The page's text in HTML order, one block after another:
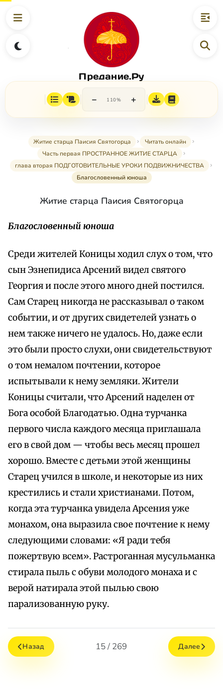
Предание.Ру
− 110% +
Житие старца Паисия Святогорца
Читать онлайн
Часть первая ПРОСТРАННОЕ ЖИТИЕ СТАРЦА
глава вторая ПОДГОТОВИТЕЛЬНЫЕ УРОКИ ПОДВИЖНИЧЕСТВА
Благословенный юноша
Житие старца Паисия Святогорца
Благословенный юноша
Среди жителей Коницы ходил слух о том, что
сын Эзнепидиса Арсений видел святого
Георгия и после этого много дней постился.
Сам Старец никогда не рассказывал о таком
событии, и от других свидетелей узнать о
нем также ничего не удалось. Но, даже если
это были просто слухи, они свидетельствуют
о том немалом почтении, которое
испытывали к нему земляки. Жители
Коницы считали, что Арсений наделен от
Бога особой Благодатью. Одна турчанка
первого числа каждого месяца приглашала
его в свой дом — чтобы весь месяц прошел
хорошо. Вместе с детьми этой женщины
Старец учился в школе, и некоторые из них
крестились и стали христианами. Потом,
когда эта турчанка увидела Арсения уже
монахом, она выразила свое почтение к нему
следующими словами: «Я ради тебя
пожертвую всем». Растроганная мусульманка
стирала пыль с обуви молодого монаха и с
верой натирала этой пылью свою
парализованную руку.
Назад 15 / 269 Далее